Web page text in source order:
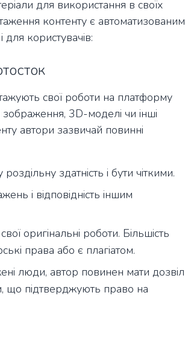
для використання в своїх
контенту є автоматизованим
користувачів:
свої роботи на платформу
3D-моделі чи інші
автори зазвичай повинні
здатність і бути чіткими.
і відповідність іншим
оригінальні роботи. Більшість
права або є плагіатом.
люди, автор повинен мати дозвіл
що підтверджують право на